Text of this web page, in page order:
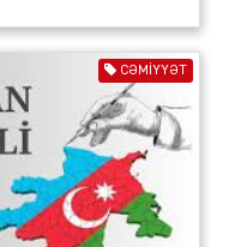
CƏMIYYƏT